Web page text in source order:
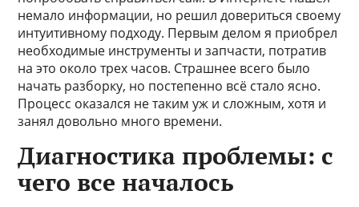
немало информации, но решил довериться своему
интуитивному подходу. Первым делом я приобрел
необходимые инструменты и запчасти, потратив
на это около трех часов. Страшнее всего было
начать разборку, но постепенно всё стало ясно.
Процесс оказался не таким уж и сложным, хотя и
занял довольно много времени.
Диагностика проблемы: с
чего все началось